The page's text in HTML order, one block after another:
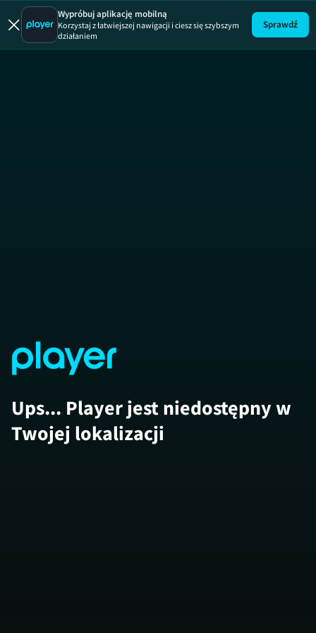
Wypróbuj aplikację mobilną
Korzystaj z łatwiejszej nawigacji i ciesz się szybszym
działaniem
Sprawdź
Ups... Player jest niedostępny w
Twojej lokalizacji